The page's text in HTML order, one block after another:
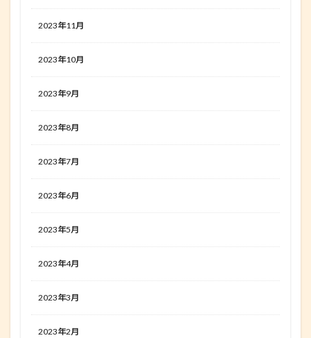
2023年11月
2023年10月
2023年9月
2023年8月
2023年7月
2023年6月
2023年5月
2023年4月
2023年3月
2023年2月